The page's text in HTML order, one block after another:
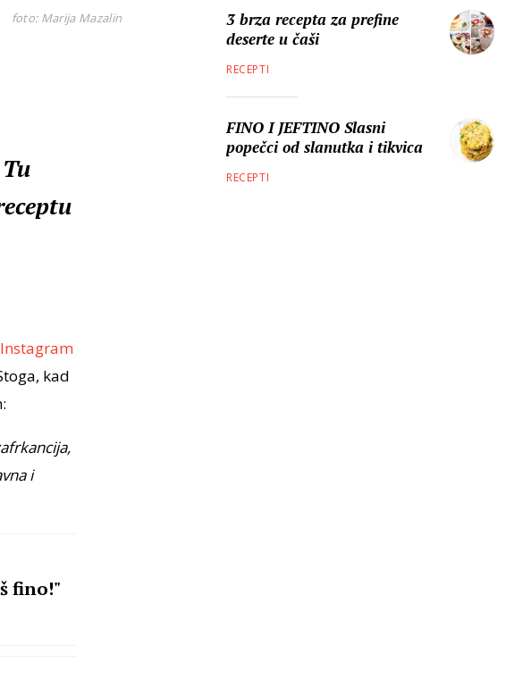
foto: Marija Mazalin
Instagram
kad
i
fino!"
3 brza recepta za prefine
deserte u čaši
RECEPTI
FINO I JEFTINO Slasni
popečci od slanutka i tikvica
RECEPTI